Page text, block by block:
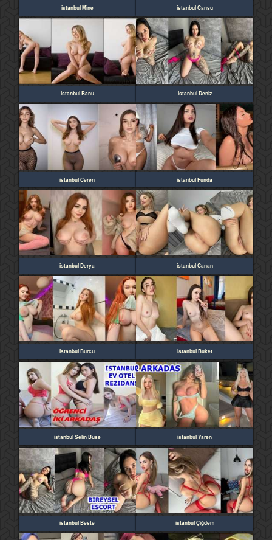
istanbul Mine istanbul Cansu
istanbul Banu istanbul Deniz
istanbul Ceren istanbul Funda
istanbul Derya istanbul Canan
istanbul Burcu istanbul Buket
istanbul Selin Buse istanbul Yaren
istanbul Beste istanbul Çiğdem